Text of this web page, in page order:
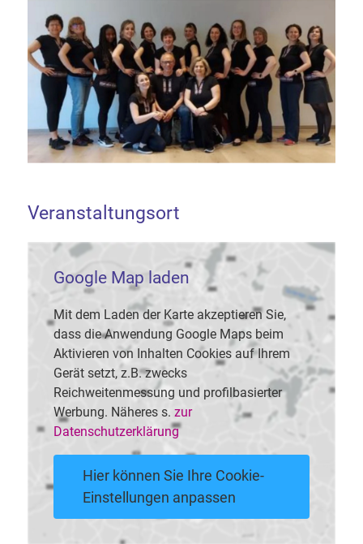
Veranstaltungsort
Google Map laden
Mit dem Laden der Karte akzeptieren Sie,
dass die Anwendung Google Maps beim
Aktivieren von Inhalten Cookies auf Ihrem
Gerät setzt, z.B. zwecks
Reichweitenmessung und profilbasierter
Werbung. Näheres s. zur
Datenschutzerklärung
Hier können Sie Ihre Cookie-
Einstellungen anpassen